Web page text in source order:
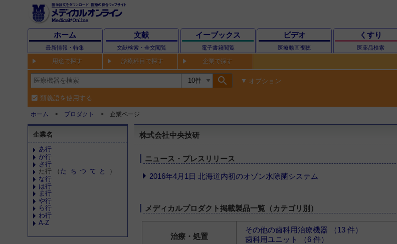
ホーム
最新情報・特集
文献
文献検索・全文閲覧
イーブックス
電子書籍閲覧
ビデオ
医療動画視聴
くすり
医薬品検索
用途で探す 診療科目で探す 企業で探す
search オプション
類義語を使用する
ホーム プロダクト 企業ページ
企業名
あ行
か行
さ行
た行 （ た ち つ て と
）
な行
は行
ま行
や行
ら行
わ行
A-Z
株式会社中央技研
ニュース・プレスリリース
2016年4月1日 北海道内初のオゾン水除菌システム
メディカルプロダクト掲載製品一覧（カテゴリ別）
治療・処置
その他の歯科用治療機器 （13 件）
歯科用ユニット （6 件）